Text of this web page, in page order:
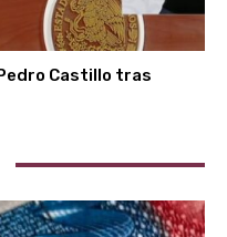
Castillo tras